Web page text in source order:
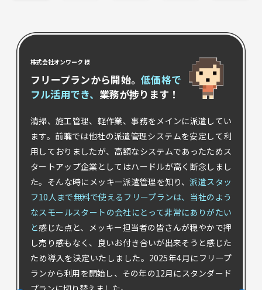
株式会社オンワーク 様
フリープランから開始。低価格で
フル活用でき、 業務が捗ります！
清掃、施工管理、軽作業、事務をメインに派遣してい
ます。前職では他社の派遣管理システムを安定して利
用しておりましたが、高額なシステムであったためス
タートアップ企業としてはハードルが高く断念しまし
た。そんな時にメッキー派遣管理を知り、派遣スタッ
フ10人まで無料で使えるフリープランは、当社のよう
なスモールスタートの会社にとって非常にありがたい
と感じた点と、メッキー担当者の皆さんが穏やかで押
し売り感もなく、良いお付き合いが出来そうと感じた
ため導入を決定いたしました。2025年4月にフリープ
ランから利用を開始し、その年の12月にスタンダード